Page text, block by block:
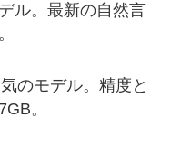
ル。最新の自然言
のモデル。精度と
。